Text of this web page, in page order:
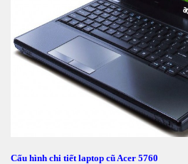
Cấu hình chi tiết laptop cũ Acer 5760